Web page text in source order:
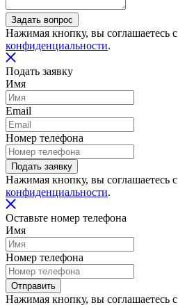
Задать вопрос
Нажимая кнопку, вы соглашаетесь с
конфиденциальности.
Подать заявку
Имя
Email
Номер телефона
Подать заявку
Нажимая кнопку, вы соглашаетесь с
конфиденциальности.
Оставьте номер телефона
Имя
Номер телефона
Отправить
Нажимая кнопку, вы соглашаетесь с